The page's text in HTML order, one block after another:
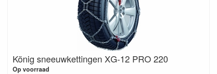
König sneeuwkettingen XG-12 PRO 220
Op voorraad